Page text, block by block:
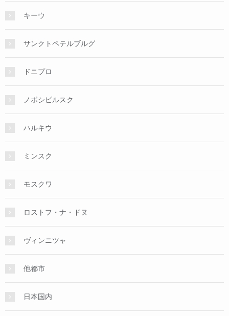
キーウ
サンクトペテルブルグ
ドニプロ
ノボシビルスク
ハルキウ
ミンスク
モスクワ
ロストフ・ナ・ドヌ
ヴィンニツャ
他都市
日本国内